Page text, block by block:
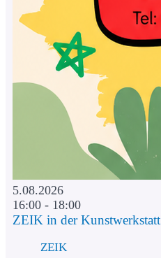
5.08.2026
16:00 - 18:00
ZEIK in der Kunstwerkstatt
ZEIK